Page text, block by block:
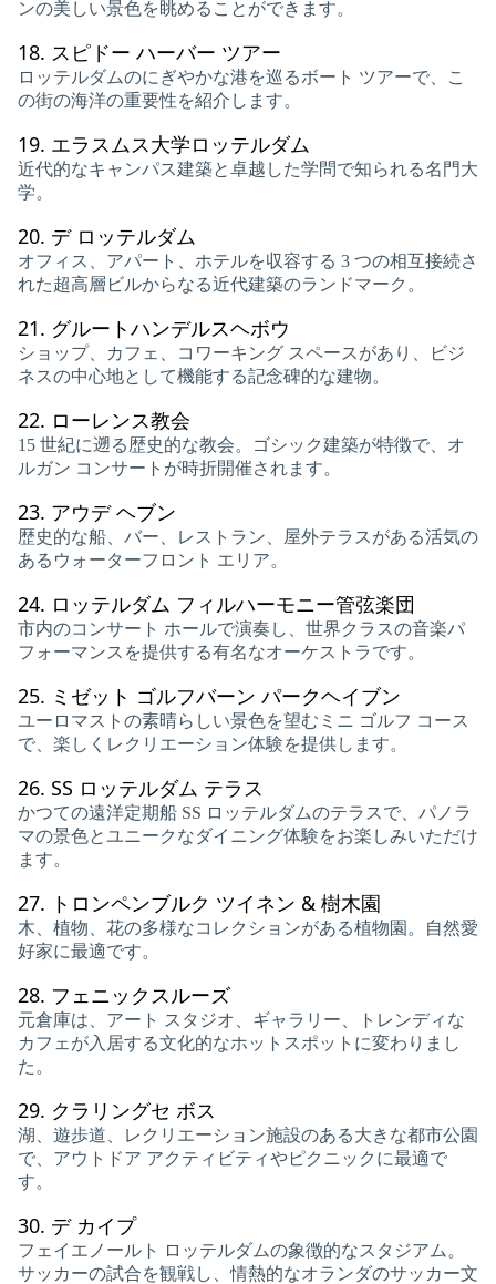
ンの美しい景色を眺めることができます。
18. スピドー ハーバー ツアー
ロッテルダムのにぎやかな港を巡るボート ツアーで、こ
の街の海洋の重要性を紹介します。
19. エラスムス大学ロッテルダム
近代的なキャンパス建築と卓越した学問で知られる名門大
学。
20. デ ロッテルダム
オフィス、アパート、ホテルを収容する 3 つの相互接続さ
れた超高層ビルからなる近代建築のランドマーク。
21. グルートハンデルスヘボウ
ショップ、カフェ、コワーキング スペースがあり、ビジ
ネスの中心地として機能する記念碑的な建物。
22. ローレンス教会
15 世紀に遡る歴史的な教会。ゴシック建築が特徴で、オ
ルガン コンサートが時折開催されます。
23. アウデ ヘブン
歴史的な船、バー、レストラン、屋外テラスがある活気の
あるウォーターフロント エリア。
24. ロッテルダム フィルハーモニー管弦楽団
市内のコンサート ホールで演奏し、世界クラスの音楽パ
フォーマンスを提供する有名なオーケストラです。
25. ミゼット ゴルフバーン パークヘイブン
ユーロマストの素晴らしい景色を望むミニ ゴルフ コース
で、楽しくレクリエーション体験を提供します。
26. SS ロッテルダム テラス
かつての遠洋定期船 SS ロッテルダムのテラスで、パノラ
マの景色とユニークなダイニング体験をお楽しみいただけ
ます。
27. トロンペンブルク ツイネン & 樹木園
木、植物、花の多様なコレクションがある植物園。自然愛
好家に最適です。
28. フェニックスルーズ
元倉庫は、アート スタジオ、ギャラリー、トレンディな
カフェが入居する文化的なホットスポットに変わりまし
た。
29. クラリングセ ボス
湖、遊歩道、レクリエーション施設のある大きな都市公園
で、アウトドア アクティビティやピクニックに最適で
す。
30. デ カイプ
フェイエノールト ロッテルダムの象徴的なスタジアム。
サッカーの試合を観戦し、情熱的なオランダのサッカー文